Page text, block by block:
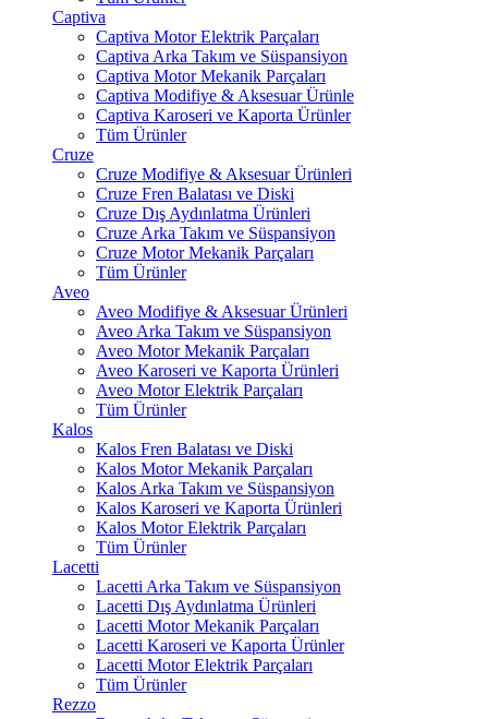
Captiva
Captiva Motor Elektrik Parçaları
Captiva Arka Takım ve Süspansiyon
Captiva Motor Mekanik Parçaları
Captiva Modifiye & Aksesuar Ürünle
Captiva Karoseri ve Kaporta Ürünler
Tüm Ürünler
Cruze
Cruze Modifiye & Aksesuar Ürünleri
Cruze Fren Balatası ve Diski
Cruze Dış Aydınlatma Ürünleri
Cruze Arka Takım ve Süspansiyon
Cruze Motor Mekanik Parçaları
Tüm Ürünler
Aveo
Aveo Modifiye & Aksesuar Ürünleri
Aveo Arka Takım ve Süspansiyon
Aveo Motor Mekanik Parçaları
Aveo Karoseri ve Kaporta Ürünleri
Aveo Motor Elektrik Parçaları
Tüm Ürünler
Kalos
Kalos Fren Balatası ve Diski
Kalos Motor Mekanik Parçaları
Kalos Arka Takım ve Süspansiyon
Kalos Karoseri ve Kaporta Ürünleri
Kalos Motor Elektrik Parçaları
Tüm Ürünler
Lacetti
Lacetti Arka Takım ve Süspansiyon
Lacetti Dış Aydınlatma Ürünleri
Lacetti Motor Mekanik Parçaları
Lacetti Karoseri ve Kaporta Ürünler
Lacetti Motor Elektrik Parçaları
Tüm Ürünler
Rezzo